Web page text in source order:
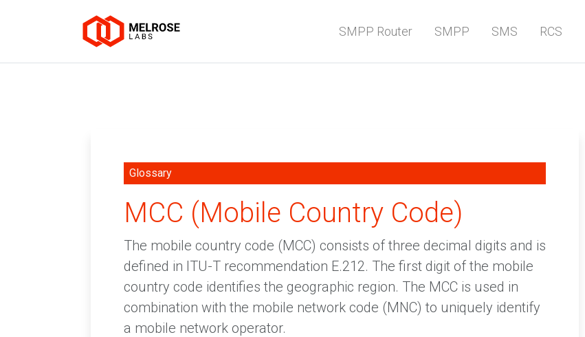
SMPP Router SMPP SMS RCS
Glossary
MCC (Mobile Country Code)
The mobile country code (MCC) consists of three decimal digits and is
defined in ITU-T recommendation E.212. The first digit of the mobile
country code identifies the geographic region. The MCC is used in
combination with the mobile network code (MNC) to uniquely identify
a mobile network operator.